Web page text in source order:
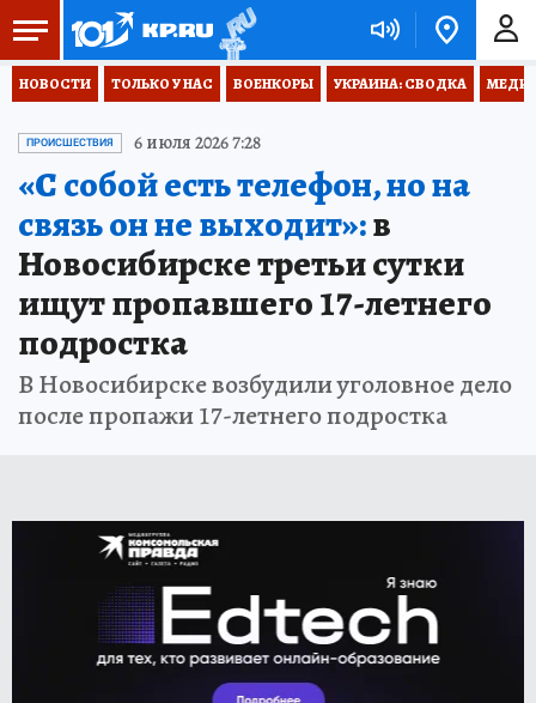
НОВОСТИ ТОЛЬКО У НАС ВОЕНКОРЫ УКРАИНА: СВОДКА
ПРОИСШЕСТВИЯ 6 июля 2026 7:28
«С собой есть телефон, но на
связь он не выходит»:в
Новосибирске третьи сутки
ищут пропавшего 17-летнего
подростка
В Новосибирске возбудили уголовное дело
после пропажи 17-летнего подростка